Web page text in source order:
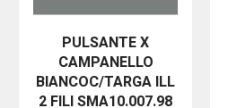
PULSANTE X
CAMPANELLO
BIANCOC/TARGA ILL
2 FILI SMA10.007.98